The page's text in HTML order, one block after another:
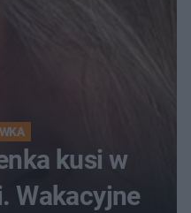
kusi w
Wakacyjne